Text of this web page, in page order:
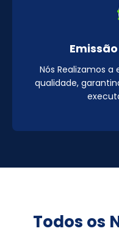
Nós Realizamos
qualidade,
Todos os